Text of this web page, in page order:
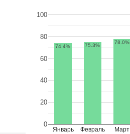
Январь Февраль Март
0
20
40
60
80
100
74.4% 75.3%
78.0%